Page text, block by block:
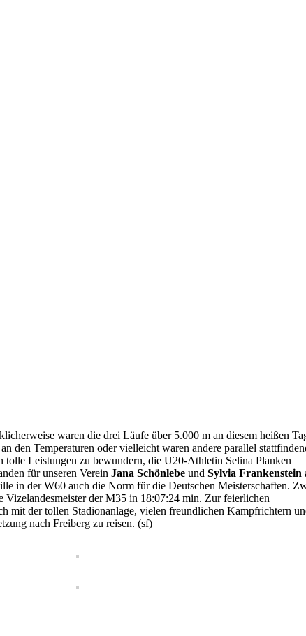
waren die drei Läufe über 5.000 m an diesem heißen
den Temperaturen oder vielleicht waren andere parallel
tolle Leistungen zu bewundern, die U20-Athletin Selina Planken
für unseren VereinJana Schönlebe undSylvia Frankenstein
in der W60 auch die Norm für die Deutschen Meisterschaften.
Vizelandesmeister der M35 in 18:07:24 min. Zur feierlichen
mit der tollen Stadionanlage, vielen freundlichen Kampfrichtern
nach Freiberg zu reisen. (sf)